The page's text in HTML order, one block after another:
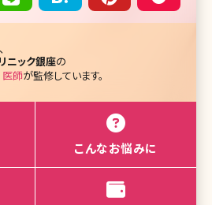
ニック銀座の
医師が監修しています。
こんなお悩みに